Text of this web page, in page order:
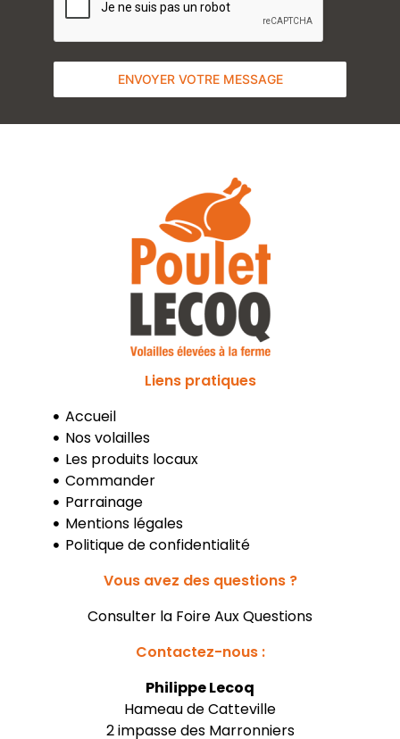
ENVOYER VOTRE MESSAGE
Liens pratiques
Accueil
Nos volailles
Les produits locaux
Commander
Parrainage
Mentions légales
Politique de confidentialité
Vous avez des questions ?
Consulter la Foire Aux Questions
Contactez-nous :
Philippe Lecoq
Hameau de Catteville
2 impasse des Marronniers